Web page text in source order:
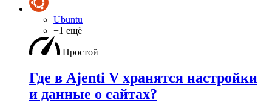
Ubuntu
+1 ещё
Простой
Где в Ajenti V хранятся настройки
и данные о сайтах?